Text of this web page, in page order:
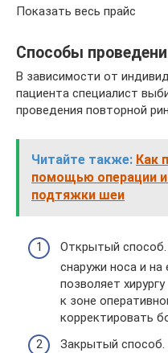
Показать весь прайс
Способы
В зависимости от
пациента специалист
проведения повторной
Читайте также: Как
помощью операции
подтяжки шеи
Открытый способ.
снаружи носа и на
позволяет
к зоне
корректировать
Закрытый способ.